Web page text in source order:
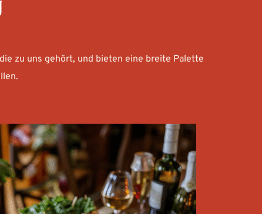
zu uns gehört, und bieten eine breite Palette